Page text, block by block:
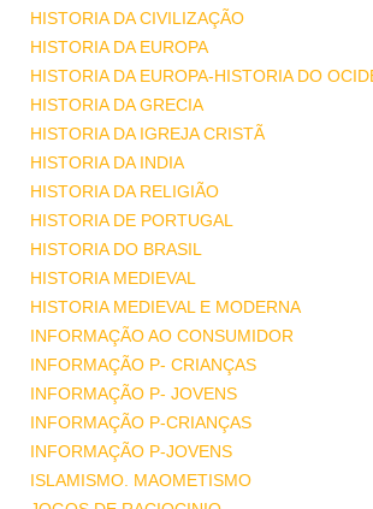
HISTORIA DA CIVILIZAÇÃO
HISTORIA DA EUROPA
HISTORIA DA EUROPA-HISTORIA DO
HISTORIA DA GRECIA
HISTORIA DA IGREJA CRISTÃ
HISTORIA DA INDIA
HISTORIA DA RELIGIÃO
HISTORIA DE PORTUGAL
HISTORIA DO BRASIL
HISTORIA MEDIEVAL
HISTORIA MEDIEVAL E MODERNA
INFORMAÇÃO AO CONSUMIDOR
INFORMAÇÃO P- CRIANÇAS
INFORMAÇÃO P- JOVENS
INFORMAÇÃO P-CRIANÇAS
INFORMAÇÃO P-JOVENS
ISLAMISMO. MAOMETISMO